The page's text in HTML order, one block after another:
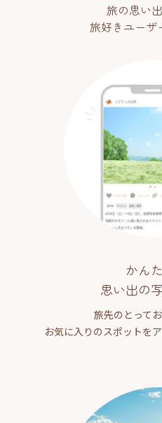
旅の思い
旅好きユーザ
かん
思い出の
旅先のとって
お気に入りのスポットを